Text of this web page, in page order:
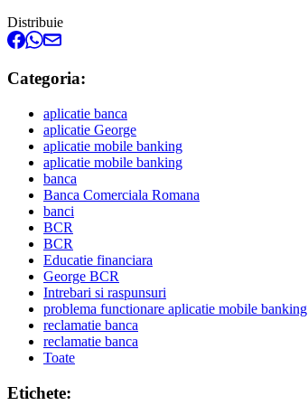
Distribuie
Categoria:
aplicatie banca
aplicatie George
aplicatie mobile banking
aplicatie mobile banking
banca
Banca Comerciala Romana
banci
BCR
BCR
Educatie financiara
George BCR
Intrebari si raspunsuri
problema functionare aplicatie mobile banking
reclamatie banca
reclamatie banca
Toate
Etichete: